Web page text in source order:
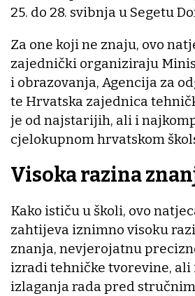
25. do 28. svibnja u Segetu
Za one koji ne znaju, ovo
zajednički organiziraju
i obrazovanja, Agencija za
te Hrvatska zajednica
je od najstarijih, ali i
cjelokupnom hrvatskom
Visoka razina
Kako ističu u školi, ovo
zahtijeva iznimno visoku
znanja, nevjerojatnu
izradi tehničke tvorevine, ali
izlaganja rada pred